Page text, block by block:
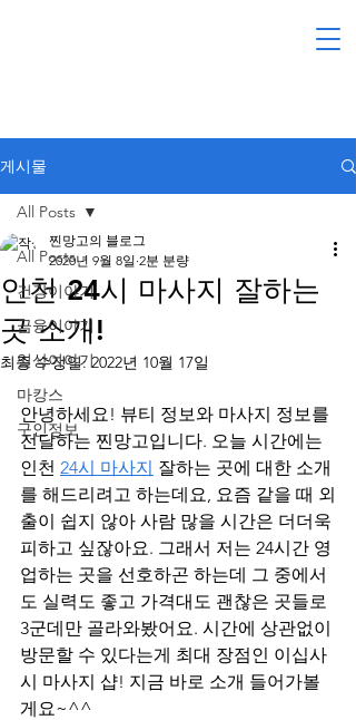
게시물
All Posts
건강이야기
금융이야기
일상이야기
마캉스
구인정보
All Posts
인천 24시 마사지 잘하는
곳 소개!
찐망고의 블로그
2020년 9월 8일 2분 분량
최종 수정일: 2022년 10월 17일
안녕하세요! 뷰티 정보와 마사지 정보를
전달하는 찐망고입니다. 오늘 시간에는
인천 24시 마사지 잘하는 곳에 대한 소개
를 해드리려고 하는데요, 요즘 같을 때 외
출이 쉽지 않아 사람 많을 시간은 더더욱
피하고 싶잖아요. 그래서 저는 24시간 영
업하는 곳을 선호하곤 하는데 그 중에서
도 실력도 좋고 가격대도 괜찮은 곳들로
3군데만 골라와봤어요. 시간에 상관없이
방문할 수 있다는게 최대 장점인 이십사
시 마사지 샵! 지금 바로 소개 들어가볼
게요~^^